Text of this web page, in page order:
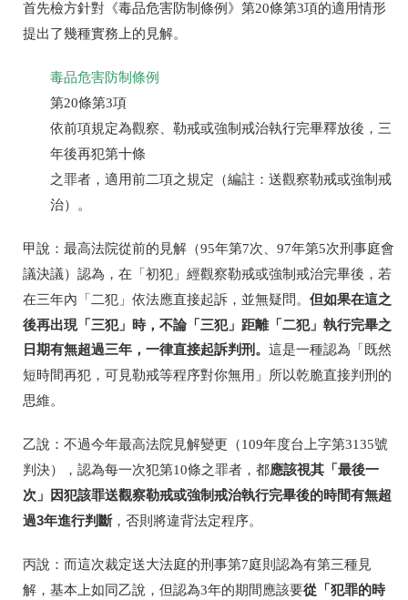
首先檢方針對《毒品危害防制條例》第20條第3項的適用情形
提出了幾種實務上的見解。
毒品危害防制條例
第20條第3項
依前項規定為觀察、勒戒或強制戒治執行完畢釋放後，三
年後再犯第十條
之罪者，適用前二項之規定（編註：送觀察勒戒或強制戒
治）。
甲說：最高法院從前的見解（95年第7次、 97年第5次刑事庭會
議決議）認為，在「初犯」經觀察勒戒或強制戒治完畢後，若
在三年內「二犯」依法應直接起訴，並無疑問。 但如果在這之
後再出現「三犯」時，不論「三犯」距離「二犯」執行完畢之
日期有無超過三年，一律直接起訴判刑。 這是一種認為「既然
短時間再犯，可見勒戒等程序對你無用」所以乾脆直接判刑的
思維。
乙說：不過今年最高法院見解變更（109年度台上字第3135號
判決），認為每一次犯第10條之罪者，都應該視其「最後一
次」因犯該罪送觀察勒戒或強制戒治執行完畢後的時間有無超
過3年進行判斷，否則將違背法定程序。
丙說：而這次裁定送大法庭的刑事第7庭則認為有第三種見
解，基本上如同乙說，但認為3年的期間應該要從「犯罪的時